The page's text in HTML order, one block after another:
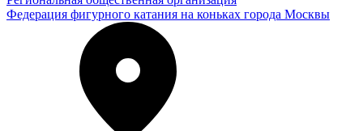
Федерация фигурного катания на коньках города Москвы